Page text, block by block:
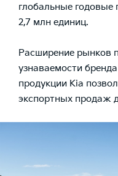
глобальные
2,7 млн единиц.
Расширение рынков
узнаваемости
продукции Kia
экспортных продаж